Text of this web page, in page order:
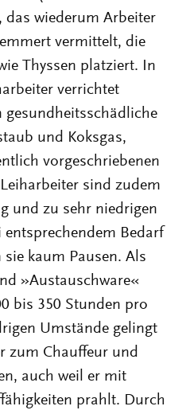
das wiederum Arbeiter
vermittelt, die
Thyssen platziert. In
verrichtet
und Koksgas,
vorgeschriebenen
Leiharbeiter sind zudem
und zu sehr niedrigen
entsprechendem Bedarf
kaum Pausen. Als
»Austauschware«
bis 350 Stunden pro
Umstände gelingt
zum Chauffeur und
auch weil er mit
prahlt. Durch